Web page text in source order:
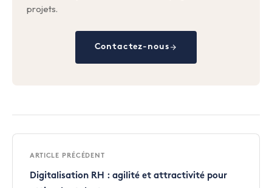
projets.
Contactez-nous
ARTICLE PRÉCÉDENT
Digitalisation RH : agilité et attractivité pour